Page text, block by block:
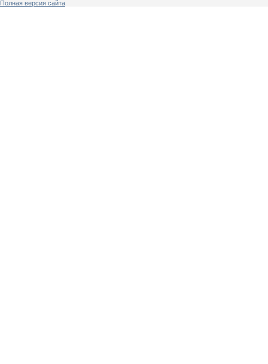
Полная версия сайта